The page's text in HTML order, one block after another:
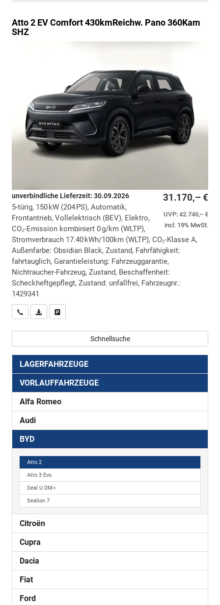
Atto 2 EV Comfort 430kmReichw. Pano 360Kam
SHZ
31.170,– €
UVP:42.740,– €
incl. 19% MwSt.
unverbindliche Lieferzeit: 30.09.2026
5-türig, 150 kW (204 PS), Automatik,
Frontantrieb, Vollelektrisch (BEV), Elektro,
CO₂-Emission kombiniert 0 g/km (WLTP),
Stromverbrauch 17.40 kWh/100km (WLTP), CO₂-Klasse A,
Außenfarbe: Obsidian Black, Zustand, Fahrfähigkeit:
fahrtauglich, Garantieleistung: Fahrzeuggarantie,
Nichtraucher-Fahrzeug, Zustand, Beschaffenheit:
Scheckheftgepflegt, Zustand: unfallfrei, Fahrzeugnr.:
1429341
Wir rufen Sie anPDF-Datei, Fahrzeugexposé drucken
Schnellsuche
LAGERFAHRZEUGE
VORLAUFFAHRZEUGE
Alfa Romeo
Audi
BYD
Atto 2
Atto 3 Evo
Seal U DM-i
Sealion 7
Citroën
Cupra
Dacia
Fiat
Ford